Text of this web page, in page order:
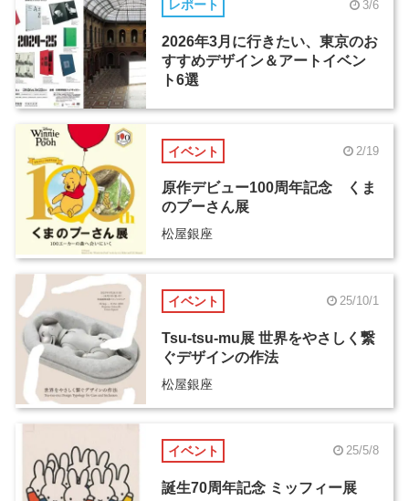
レポート 3/6
2026年3月に行きたい、東京のお
すすめデザイン＆アートイベン
ト6選
イベント 2/19
原作デビュー100周年記念 くま
のプーさん展
松屋銀座
イベント 25/10/1
Tsu-tsu-mu展 世界をやさしく繋
ぐデザインの作法
松屋銀座
イベント 25/5/8
誕生70周年記念 ミッフィー展